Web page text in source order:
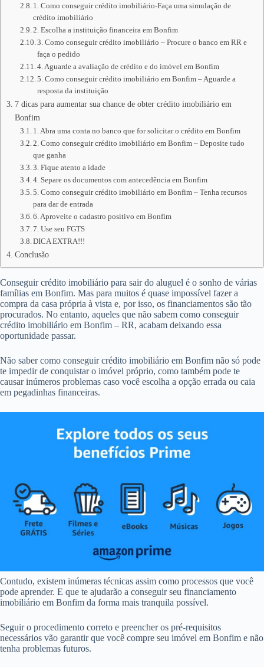
1. Como conseguir crédito imobiliário-Faça uma simulação de
crédito imobiliário
2. Escolha a instituição financeira em Bonfim
3. Como conseguir crédito imobiliário – Procure o banco em RR e
faça o pedido
4. Aguarde a avaliação de crédito e do imóvel em Bonfim
5. Como conseguir crédito imobiliário em Bonfim – Aguarde a
resposta da instituição
7 dicas para aumentar sua chance de obter crédito imobiliário em
Bonfim
1. Abra uma conta no banco que for solicitar o crédito em Bonfim
2. Como conseguir crédito imobiliário em Bonfim – Deposite tudo
que ganha
3. Fique atento a idade
4. Separe os documentos com antecedência em Bonfim
5. Como conseguir crédito imobiliário em Bonfim – Tenha recursos
para dar de entrada
6. Aproveite o cadastro positivo em Bonfim
7. Use seu FGTS
DICA EXTRA!!!
Conclusão
Conseguir crédito imobiliário para sair do aluguel é o sonho de várias
famílias em Bonfim. Mas para muitos é quase impossível fazer a
compra da casa própria à vista e, por isso, os financiamentos são tão
procurados. No entanto, aqueles que não sabem como conseguir
crédito imobiliário em Bonfim – RR, acabam deixando essa
oportunidade passar.
Não saber como conseguir crédito imobiliário em Bonfim não só pode
te impedir de conquistar o imóvel próprio, como também pode te
causar inúmeros problemas caso você escolha a opção errada ou caia
em pegadinhas financeiras.
Contudo, existem inúmeras técnicas assim como processos que você
pode aprender. E que te ajudarão a conseguir seu financiamento
imobiliário em Bonfim da forma mais tranquila possível.
Seguir o procedimento correto e preencher os pré-requisitos
necessários vão garantir que você compre seu imóvel em Bonfim e não
tenha problemas futuros.